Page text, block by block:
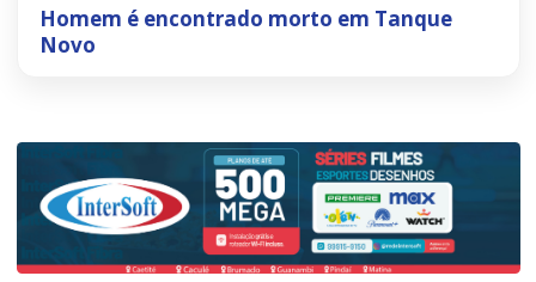
Homem é encontrado morto em Tanque
Novo